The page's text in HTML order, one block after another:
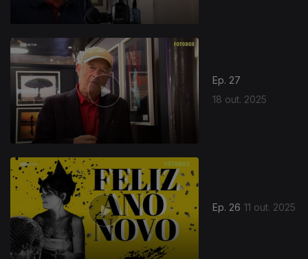
Ep. 27
18 out. 2025
Ep. 26 11 out. 2025
879686